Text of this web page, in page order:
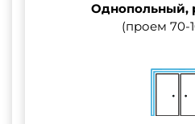
Однопольный,
(проем 70-